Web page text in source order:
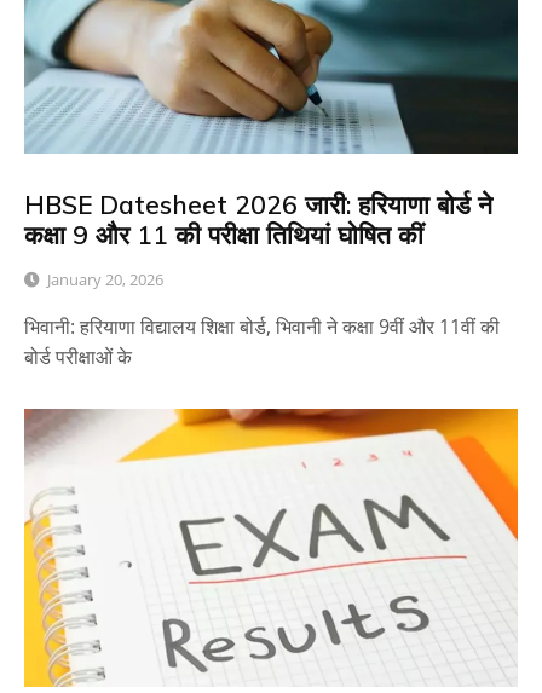
HBSE Datesheet 2026 जारी: हरियाणा बोर्ड ने
कक्षा 9 और 11 की परीक्षा तिथियां घोषित कीं
January 20, 2026
भिवानी: हरियाणा विद्यालय शिक्षा बोर्ड, भिवानी ने कक्षा 9वीं और 11वीं की
बोर्ड परीक्षाओं के